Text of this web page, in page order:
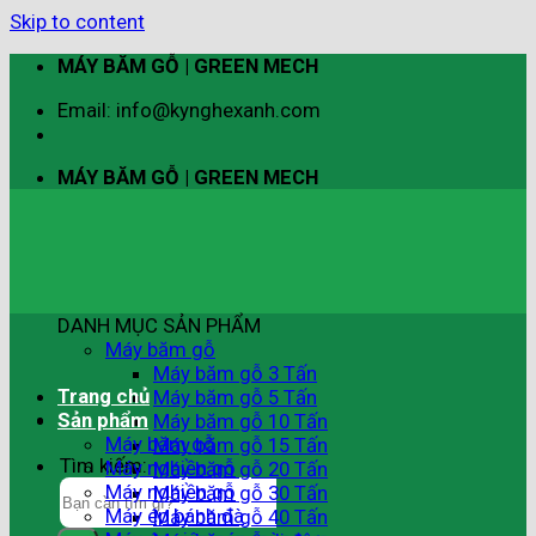
Skip to content
MÁY BĂM GỖ | GREEN MECH
Email: info@kynghexanh.com
MÁY BĂM GỖ | GREEN MECH
Tìm kiếm:
DANH MỤC SẢN PHẨM
Máy băm gỗ
Máy băm gỗ 3 Tấn
Máy băm gỗ 5 Tấn
Máy băm gỗ 10 Tấn
Máy băm gỗ 15 Tấn
Máy băm gỗ 20 Tấn
Máy băm gỗ 30 Tấn
Máy băm gỗ 40 Tấn
Trang chủ
Sản phẩm
Máy băm gỗ
Máy nghiền gỗ
Máy nghiền gỗ
Máy ép bánh đà